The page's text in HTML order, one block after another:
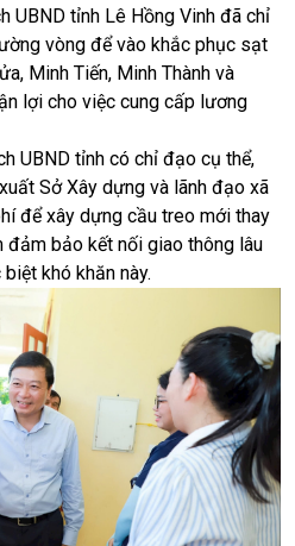
UBND tỉnh Lê Hồng Vinh đã chỉ
vòng để vào khắc phục sạt
Minh Tiến, Minh Thành và
lợi cho việc cung cấp lương
UBND tỉnh có chỉ đạo cụ thể,
Sở Xây dựng và lãnh đạo xã
để xây dựng cầu treo mới thay
đảm bảo kết nối giao thông lâu
khó khăn này.